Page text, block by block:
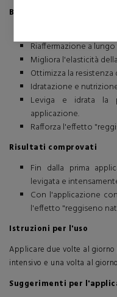
di maggior valore per
Benefici
Riaffermazione a
Migliora l'elasticità
Ottimizza la resistenza
Idratazione e
Leviga e idrata la
applicazione.
Rafforza l'effetto
Risultati comprovati
Fin dalla prima
levigata e
Con l'applicazione
l'effetto "reggiseno
Istruzioni per l'uso
Applicare due volte al
intensivo e una volta al
Suggerimenti per